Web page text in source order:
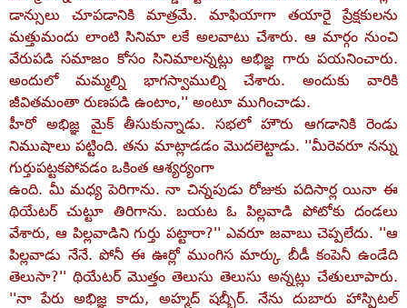
డాన్సులు చూపడానికి మాత్రమే. మాఫియాగా తయారై ప్రేక్షకులను
మత్తుమందు లాంటి సినిమా లకే అలవాటు చేశారు. ఆ మార్గం నుంచి
వేరుపడి సమాజం కోసం సినిమాలన్నట్లు అభిజ్ఞ గారు పయనించారు.
అందులో మమ్మల్ని భాగస్వాముల్ని చేశారు. అందుకు వారికి
జీవితమంతా రుణపడి ఉంటాం,'' అంటూ ముగించాడు.
హీరో అభిజ్ఞ మైక్‌ తీసుకున్నాడు. సభలో హౌరు ఆగడానికి రెండు
నిముషాలు పట్టింది. తను మాట్లాడడం మొదలెట్టాడు. ''మీరెవరూ నన్ను
గుర్తుపట్టకపోవడం ఒకింత ఆశ్యర్యంగా
ఉంది. మీ మధ్య పెరిగాను. నా చిన్నపుడు రోజుకు పదిసార్ల యినా ఈ
థియేటర్‌ చుట్టూ తిరిగాను. బయట ఓ పిల్లవాడి పోటోకు దండలు
వేశారు, ఆ పిల్లవాడిని గుర్తు పట్టారా?'' ఎవరూ జవాబు చెప్పలేదు. ''ఆ
పిల్లవాడు నేనే. పోనీ ఈ ఊర్లో ముంగిస మార్కు బీడీ కంపెనీ ఉండేది
తెలుసా?'' థియేటర్‌ మొత్తం తెలుసు తెలుసు అన్నట్లు చేతులూపారు.
''నా పేరు అభిజ్ఞ కాదు, అహ్మద్‌ షబ్బీర్‌. నేను దుబారు హాస్పిటల్‌